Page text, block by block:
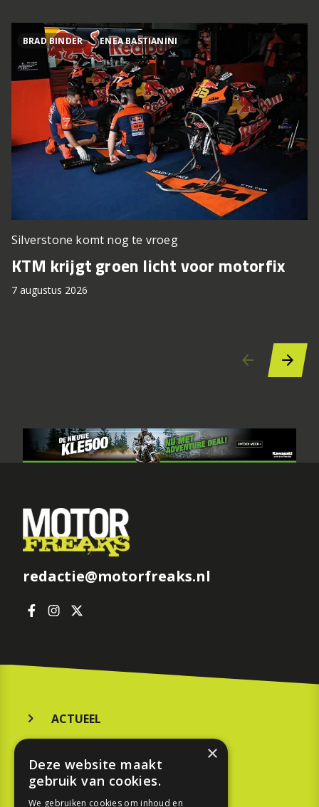
BRAD BINDER ENEA BASTIANINI
Silverstone komt nog te vroeg
KTM krijgt groen licht voor motorfix
7 augustus 2026
redactie@motorfreaks.nl
ACTUEEL
KOOPGIDS
×
Deze website maakt
gebruik van cookies.
We gebruiken cookies om inhoud en